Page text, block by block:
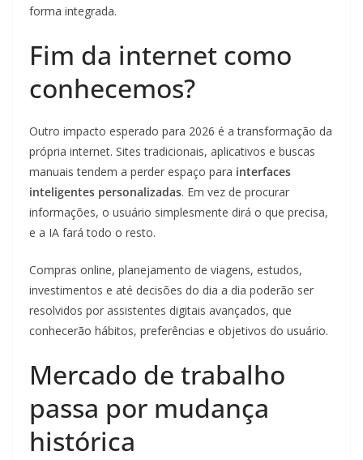
forma integrada.
Fim da internet como
conhecemos?
Outro impacto esperado para 2026 é a transformação da
própria internet. Sites tradicionais, aplicativos e buscas
manuais tendem a perder espaço para interfaces
inteligentes personalizadas. Em vez de procurar
informações, o usuário simplesmente dirá o que precisa,
e a IA fará todo o resto.
Compras online, planejamento de viagens, estudos,
investimentos e até decisões do dia a dia poderão ser
resolvidos por assistentes digitais avançados, que
conhecerão hábitos, preferências e objetivos do usuário.
Mercado de trabalho
passa por mudança
histórica